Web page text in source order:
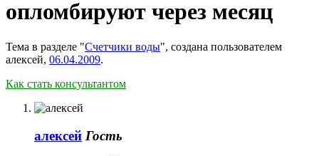
опломбируют через месяц
Тема в разделе "Счетчики воды", создана пользователем
алексей, 06.04.2009.
Как стать консультантом
алексей Гость